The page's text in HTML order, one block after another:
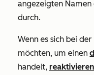
angezeigten
durch.
Wenn es sich bei
möchten, um einen
handelt,